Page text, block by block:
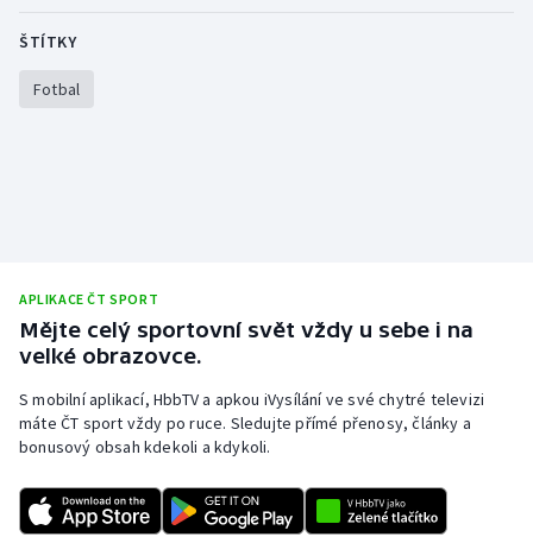
Lezení
Olympijské hry
Parasport
Plavání
Ragby
ŠTÍTKY
Fotbal
APLIKACE ČT SPORT
Mějte celý sportovní svět vždy u sebe i na
velké obrazovce.
S mobilní aplikací, HbbTV a apkou iVysílání ve své chytré televizi
máte ČT sport vždy po ruce. Sledujte přímé přenosy, články a
bonusový obsah kdekoli a kdykoli.